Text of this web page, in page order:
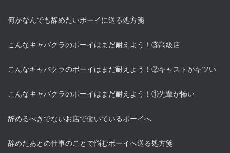
何がなんでも辞めたいボーイに送る処方箋
こんなキャバクラのボーイはまだ耐えよう！③高級店
こんなキャバクラのボーイはまだ耐えよう！②キャストがキツい
こんなキャバクラのボーイはまだ耐えよう！①先輩が怖い
辞めるべきでないお店で働いているボーイへ
辞めたあとの仕事のことで悩むボーイへ送る処方箋